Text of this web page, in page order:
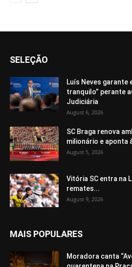
SELEÇÃO
Luís Neves garante
tranquilo” perante
Judiciária
August 6, 2026
SC Braga renova
milionário e aponta
August 5, 2026
Vitória SC entra na
remates...
August 9, 2026
MAIS POPULARES
Moradora canta